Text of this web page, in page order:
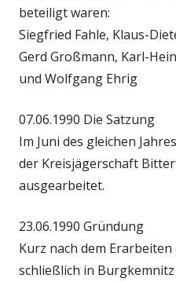
beteiligt waren:
Siegfried Fahle, Klaus-
Gerd Großmann, Karl-
und Wolfgang Ehrig
07.06.1990 Die Satzung
Im Juni des gleichen
der Kreisjägerschaft
ausgearbeitet.
23.06.1990 Gründung
Kurz nach dem
schließlich in Burgkemnitz